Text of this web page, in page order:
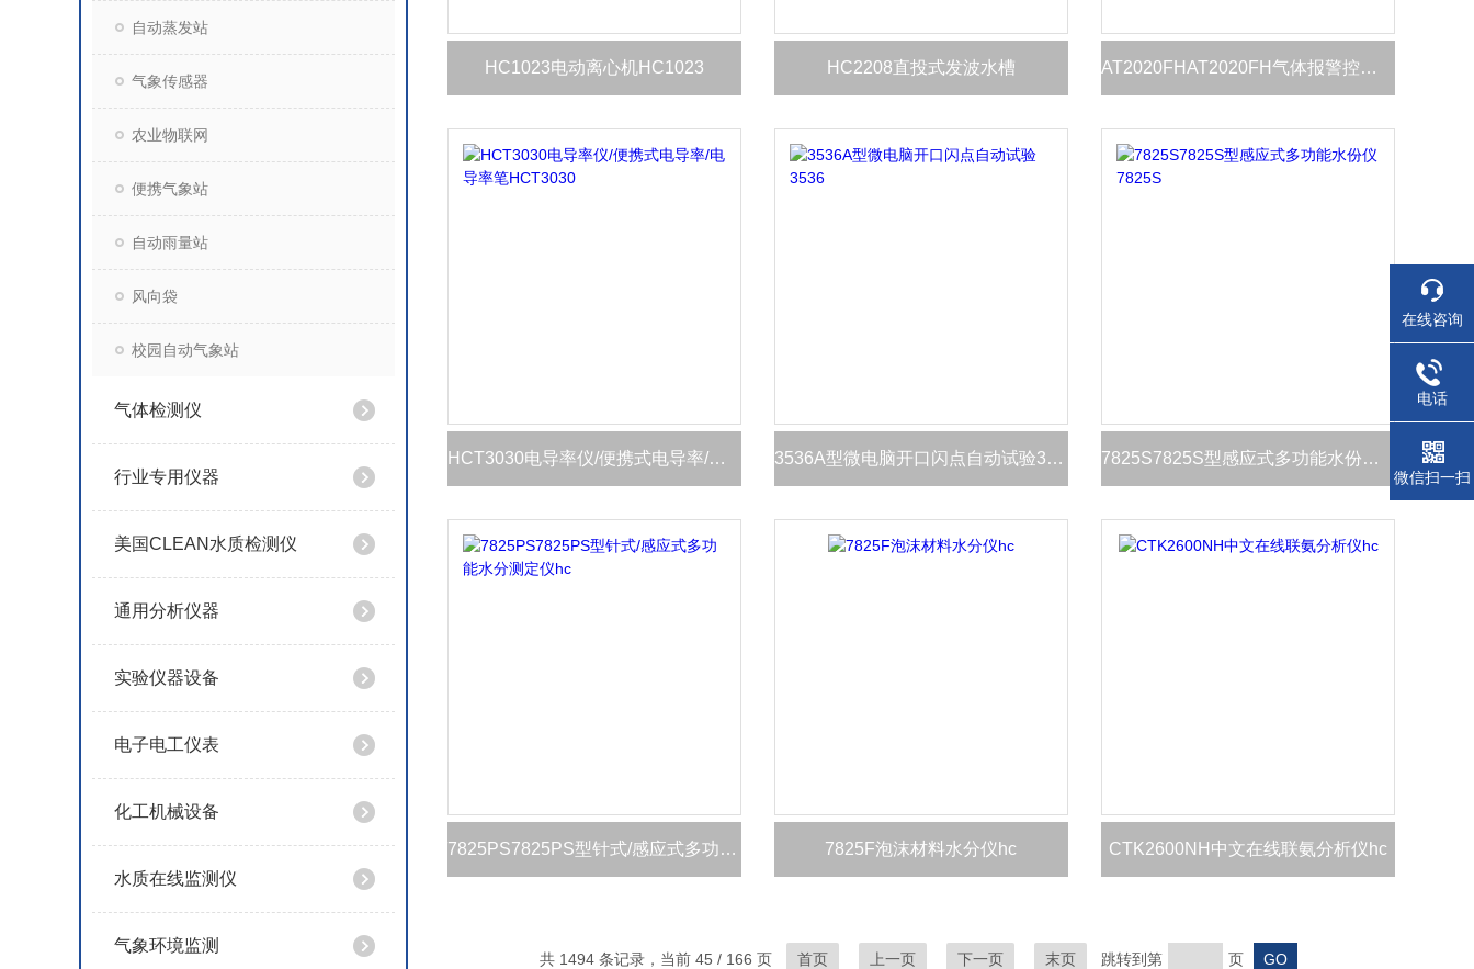
自动蒸发站
气象传感器
农业物联网
便携气象站
自动雨量站
风向袋
校园自动气象站
气体检测仪
行业专用仪器
美国CLEAN水质检测仪
通用分析仪器
实验仪器设备
电子电工仪表
化工机械设备
水质在线监测仪
气象环境监测
HC1023电动离心机HC1023 HC2208直投式发波水槽 AT2020FHAT2020FH气体报警控制器AT2020FH
HCT3030电导率仪/便携式电导率/电导率笔HCT3030 3536A型微电脑开口闪点自动试验3536 7825S7825S型感应式多功能水份仪7825S
7825PS7825PS型针式/感应式多功能水分测定仪hc 7825F泡沫材料水分仪hc CTK2600NH中文在线联氨分析仪hc
共 1494 条记录，当前 45 / 166 页 首页 上一页 下一页 末页 跳转到第 页
在线咨询
电话
微信扫一扫